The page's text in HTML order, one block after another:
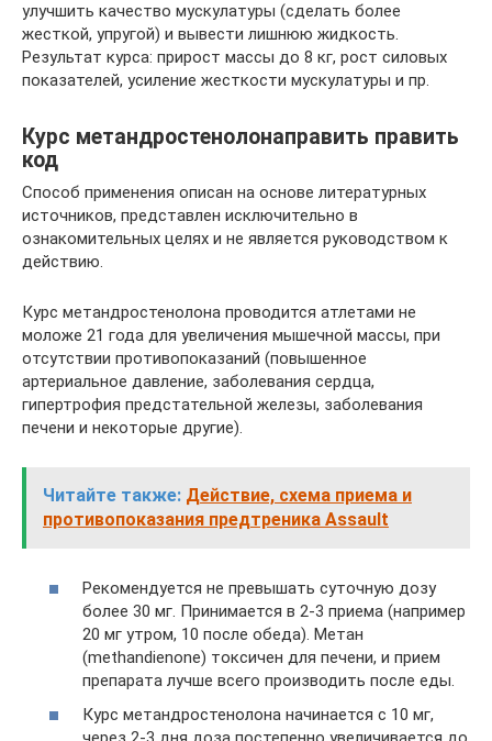
улучшить качество мускулатуры (сделать более
жесткой, упругой) и вывести лишнюю жидкость.
Результат курса: прирост массы до 8 кг, рост силовых
показателей, усиление жесткости мускулатуры и пр.
Курс метандростенолонаправить править
код
Способ применения описан на основе литературных
источников, представлен исключительно в
ознакомительных целях и не является руководством к
действию.
Курс метандростенолона проводится атлетами не
моложе 21 года для увеличения мышечной массы, при
отсутствии противопоказаний (повышенное
артериальное давление, заболевания сердца,
гипертрофия предстательной железы, заболевания
печени и некоторые другие).
Читайте также: Действие, схема приема и
противопоказания предтреника Assault
Рекомендуется не превышать суточную дозу
более 30 мг. Принимается в 2-3 приема (например
20 мг утром, 10 после обеда). Метан
(methandienone) токсичен для печени, и прием
препарата лучше всего производить после еды.
Курс метандростенолона начинается с 10 мг,